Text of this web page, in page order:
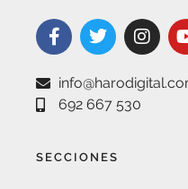
692 667 530
SECCIONES